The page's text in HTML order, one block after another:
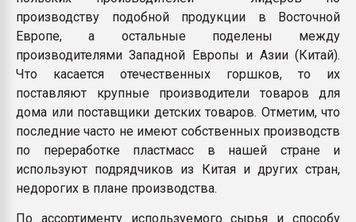
производству подобной продукции в Восточной
Европе, а остальные поделены между
производителями Западной Европы и Азии (Китай).
Что касается отечественных горшков, то их
поставляют крупные производители товаров для
дома или поставщики детских товаров. Отметим, что
последние часто не имеют собственных производств
по переработке пластмасс в нашей стране и
используют подрядчиков из Китая и других стран,
недорогих в плане производства.
По ассортименту используемого сырья и способу